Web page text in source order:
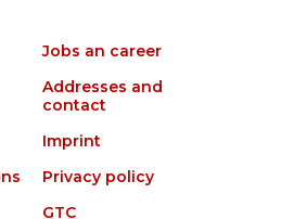
Jobs an career
Addresses and
contact
Imprint
Privacy policy
GTC